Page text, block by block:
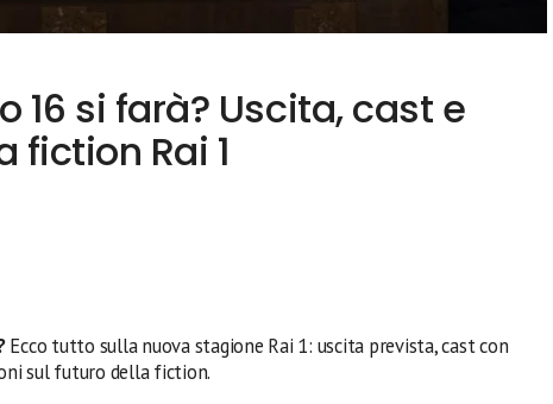
16 si farà? Uscita, cast e
fiction Rai 1
Ecco tutto sulla nuova stagione Rai 1: uscita prevista, cast con
sul futuro della fiction.